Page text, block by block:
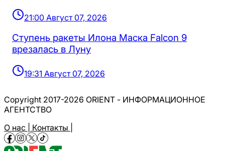
21:00 Август 07, 2026
Ступень ракеты Илона Маска Falcon 9
врезалась в Луну
19:31 Август 07, 2026
Copyright 2017-2026 ORIENT - ИНФОРМАЦИОННОЕ
АГЕНТСТВО
О нас | Контакты |